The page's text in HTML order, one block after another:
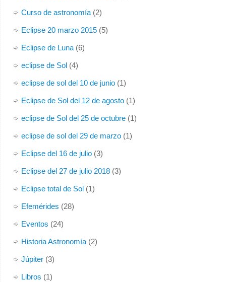
Curso de astronomía(2)
Eclipse 20 marzo 2015(5)
Eclipse de Luna(6)
eclipse de Sol(4)
eclipse de sol del 10 de junio(1)
Eclipse de Sol del 12 de agosto(1)
eclipse de Sol del 25 de octubre(1)
eclipse de sol del 29 de marzo(1)
Eclipse del 16 de julio(3)
Eclipse del 27 de julio 2018(3)
Eclipse total de Sol(1)
Efemérides (28)
Eventos (24)
Historia Astronomía(2)
Júpiter(3)
Libros (1)